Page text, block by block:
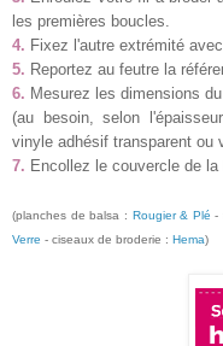
les premières boucles.
4. Fixez l'autre extrémité
5. Reportez au feutre la
6. Mesurez les dimensions
(au besoin, selon
vinyle adhésif transparent ou
7. Encollez le couvercle de
(planches de balsa : Rougier & Plé -
Verre - ciseaux de broderie : Hema)